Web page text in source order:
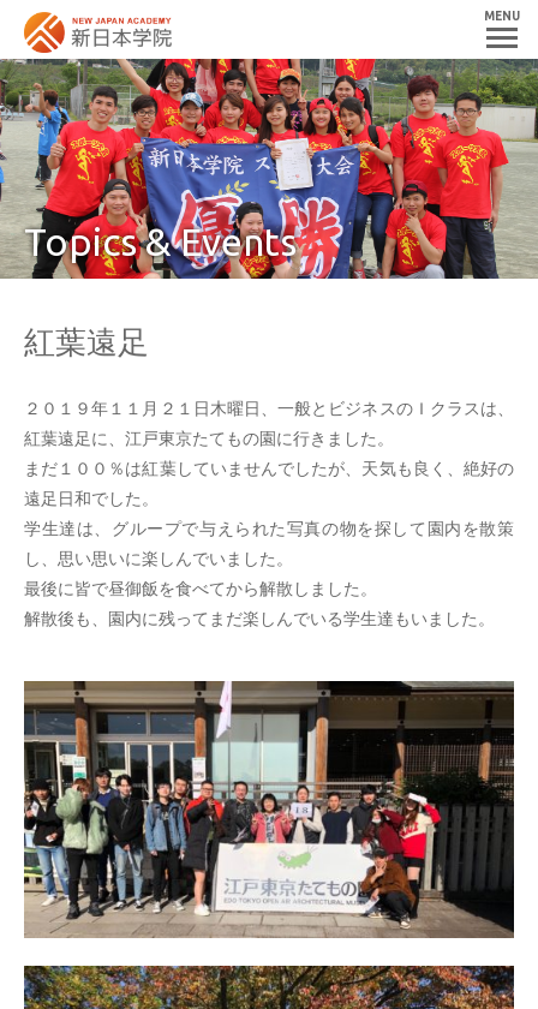
MENU
Topics & Events
紅葉遠足
２０１９年１１月２１日木曜日、一般とビジネスのＩクラスは、
紅葉遠足に、江戸東京たてもの園に行きました。
まだ１００％は紅葉していませんでしたが、天気も良く、絶好の
遠足日和でした。
学生達は、グループで与えられた写真の物を探して園内を散策
し、思い思いに楽しんでいました。
最後に皆で昼御飯を食べてから解散しました。
解散後も、園内に残ってまだ楽しんでいる学生達もいました。